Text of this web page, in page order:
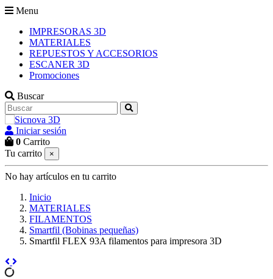
Menu
IMPRESORAS 3D
MATERIALES
REPUESTOS Y ACCESORIOS
ESCANER 3D
Promociones
Buscar
Iniciar sesión
0 Carrito
Tu carrito
×
No hay artículos en tu carrito
Inicio
MATERIALES
FILAMENTOS
Smartfil (Bobinas pequeñas)
Smartfil FLEX 93A filamentos para impresora 3D